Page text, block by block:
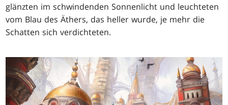
glänzten im schwindenden Sonnenlicht und leuchteten
vom Blau des Äthers, das heller wurde, je mehr die
Schatten sich verdichteten.